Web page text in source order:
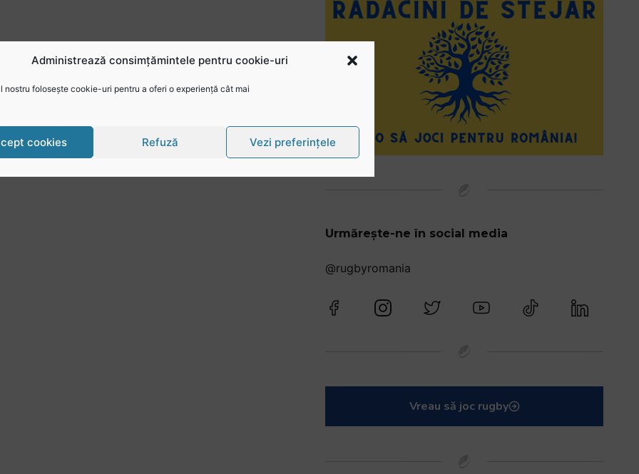
Administrează consimțămintele pentru cookie-uri
nostru folosește cookie-uri pentru a oferi o experiență cât mai
cookies Refuză Vezi preferințele
Urmărește-ne în social media
@rugbyromania
Vreau să joc rugby